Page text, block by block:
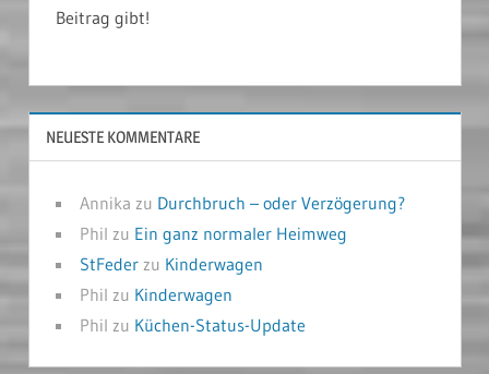
Beitrag gibt!
NEUESTE KOMMENTARE
Annika zu Durchbruch – oder Verzögerung?
Phil zu Ein ganz normaler Heimweg
StFederzu Kinderwagen
Phil zu Kinderwagen
Phil zu Küchen-Status-Update